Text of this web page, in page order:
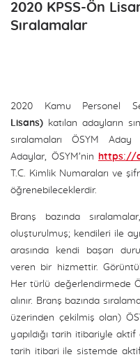
2020 KPSS-Ön
Sıralamalar
2020 Kamu Personel
Lisans)
katılan adayların
sıralamaları ÖSYM Aday
Adaylar, ÖSYM’nin https://
T.C. Kimlik Numaraları ve
öğrenebileceklerdir.
Branş bazında
oluşturulmuş; kendileri ile
arasında kendi başarı
veren bir hizmettir.
Her türlü değerlendirmede
alınır. Branş bazında
üzerinden çekilmiş olan)
yapıldığı tarih itibariyle
tarih itibari ile sistemde